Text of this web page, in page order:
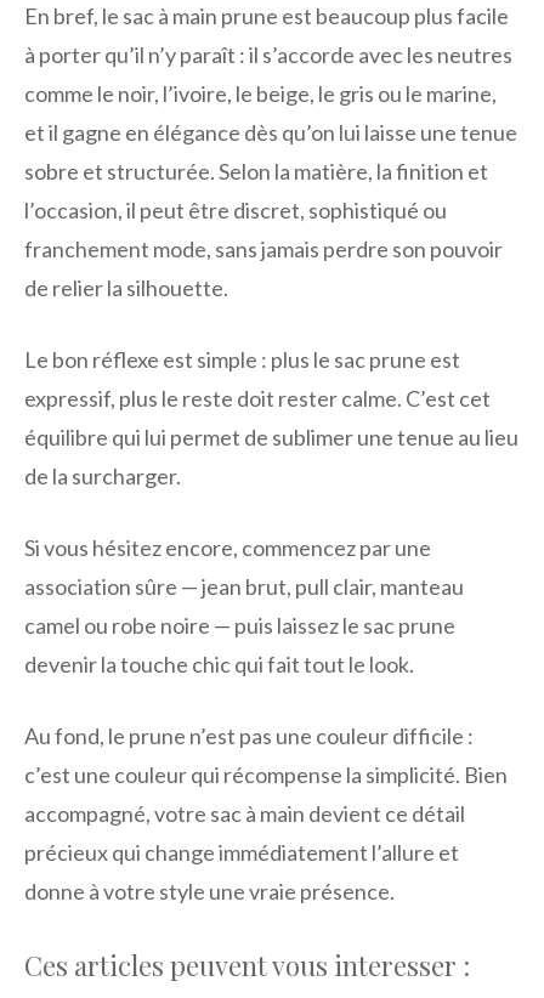
En bref, le sac à main prune est beaucoup plus facile
à porter qu’il n’y paraît : il s’accorde avec les neutres
comme le noir, l’ivoire, le beige, le gris ou le marine,
et il gagne en élégance dès qu’on lui laisse une tenue
sobre et structurée. Selon la matière, la finition et
l’occasion, il peut être discret, sophistiqué ou
franchement mode, sans jamais perdre son pouvoir
de relier la silhouette.
Le bon réflexe est simple : plus le sac prune est
expressif, plus le reste doit rester calme. C’est cet
équilibre qui lui permet de sublimer une tenue au lieu
de la surcharger.
Si vous hésitez encore, commencez par une
association sûre — jean brut, pull clair, manteau
camel ou robe noire — puis laissez le sac prune
devenir la touche chic qui fait tout le look.
Au fond, le prune n’est pas une couleur difficile :
c’est une couleur qui récompense la simplicité. Bien
accompagné, votre sac à main devient ce détail
précieux qui change immédiatement l’allure et
donne à votre style une vraie présence.
Ces articles peuvent vous interesser :